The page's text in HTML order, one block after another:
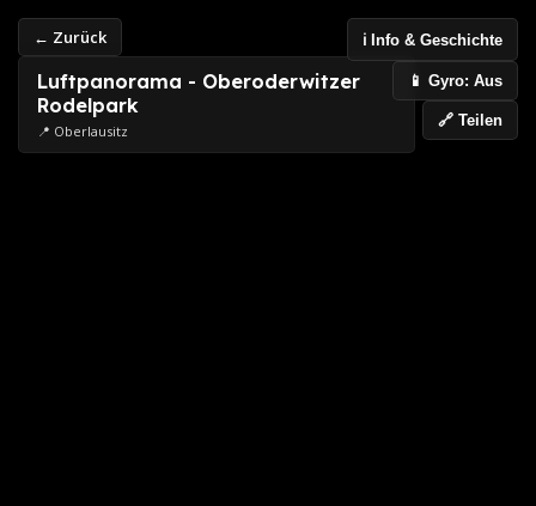
← Zurück
Luftpanorama - Oberoderwitzer
Rodelpark
📍 Oberlausitz
ℹ️ Info & Geschichte
📱 Gyro: Aus
🔗 Teilen